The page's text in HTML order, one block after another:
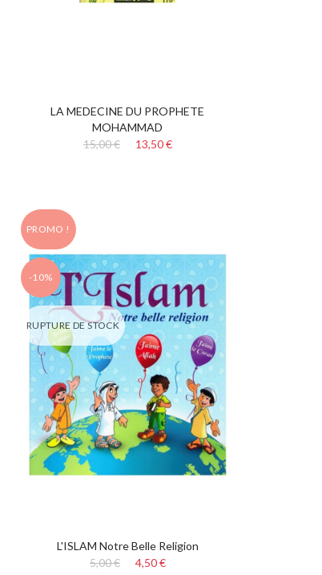
LA MEDECINE DU PROPHETE
MOHAMMAD
15,00 €
13,50 €
PROMO !
-10%
RUPTURE DE STOCK
L'ISLAM Notre Belle Religion
5,00 €
4,50 €